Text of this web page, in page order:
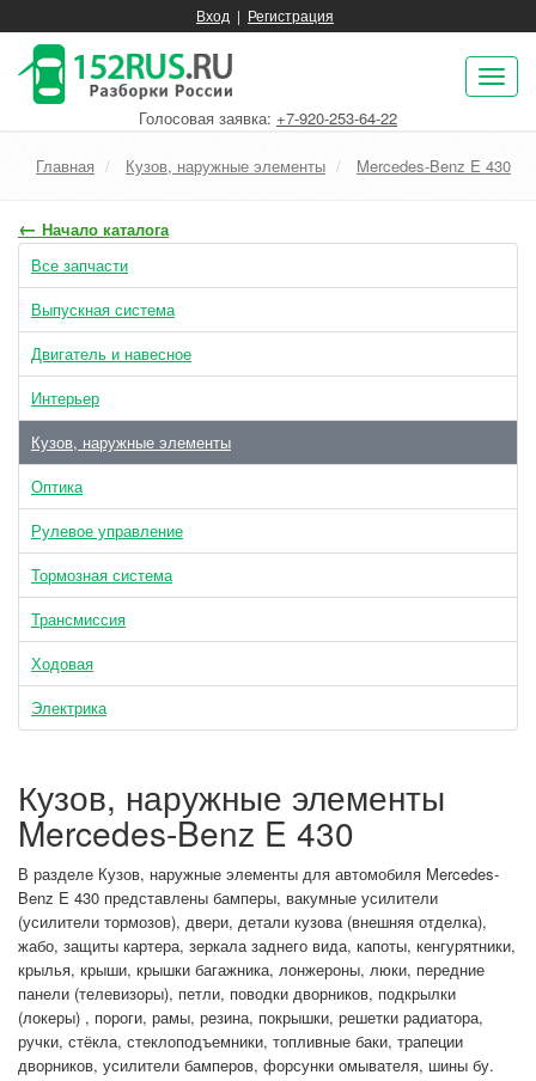
Вход | Регистрация
Голосовая заявка: +7-920-253-64-22
Главная Кузов, наружные элементы Mercedes-Benz E 430
← Начало каталога
Все запчасти
Выпускная система
Двигатель и навесное
Интерьер
Кузов, наружные элементы
Оптика
Рулевое управление
Тормозная система
Трансмиссия
Ходовая
Электрика
Кузов, наружные элементы
Mercedes-Benz E 430
В разделе Кузов, наружные элементы для автомобиля Mercedes-
Benz E 430 представлены бамперы, вакумные усилители
(усилители тормозов), двери, детали кузова (внешняя отделка),
жабо, защиты картера, зеркала заднего вида, капоты, кенгурятники,
крылья, крыши, крышки багажника, лонжероны, люки, передние
панели (телевизоры), петли, поводки дворников, подкрылки
(локеры) , пороги, рамы, резина, покрышки, решетки радиатора,
ручки, стёкла, стеклоподъемники, топливные баки, трапеции
дворников, усилители бамперов, форсунки омывателя, шины бу.